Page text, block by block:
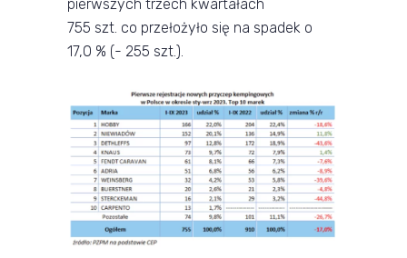
pierwszych trzech kwartałach
755 szt. co przełożyło się na spadek o
17,0 % (- 255 szt.).